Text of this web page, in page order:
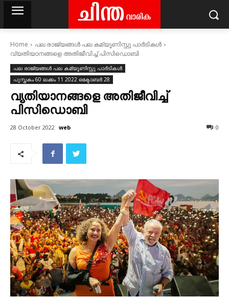
Home
പല രാജ്യങ്ങള്‍ പല കമ്യൂണിസ്റ്റു പാര്‍ടികള്‍
വ്യതിയാനങ്ങളെ അതിജീവിച്ച് പിസിഡൊബി
പല രാജ്യങ്ങള്‍ പല കമ്യൂണിസ്റ്റു പാര്‍ടികള്‍
പുസ്തകം 60 ലക്കം 11 2022 ഒക്ടോബര്‍ 28
വ്യതിയാനങ്ങളെ അതിജീവിച്ച്
പിസിഡൊബി
28 October 2022 web 0